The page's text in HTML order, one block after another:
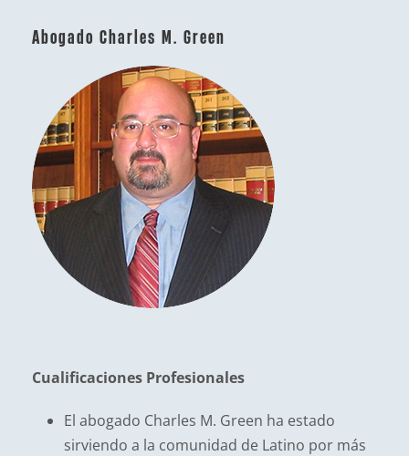
Abogado Charles M. Green
Cualificaciones Profesionales
El abogado Charles M. Green ha estado
sirviendo a la comunidad de Latino por más